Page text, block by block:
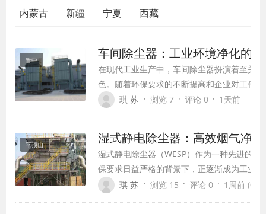
内蒙古
新疆 宁夏 西藏
晋中 车间除尘器：工业环境净化的
在现代工业生产中，车间除尘器扮演着至关
色。随着环保要求的不断提高和企业对工作
求的提升，高效的车间除尘系统已成为各类
决方案。
琪 苏 · 浏览 7 · 评论 0 · 1天前
平顶山 湿式静电除尘器：高效烟气净
湿式静电除尘器（WESP）作为一种先进的烟
保要求日益严格的背景下，正逐渐成为工业
行业不可或缺的环保技术。本文将全面介绍
琪 苏 · 浏览 15 · 评论 0 · 1周前 (08-